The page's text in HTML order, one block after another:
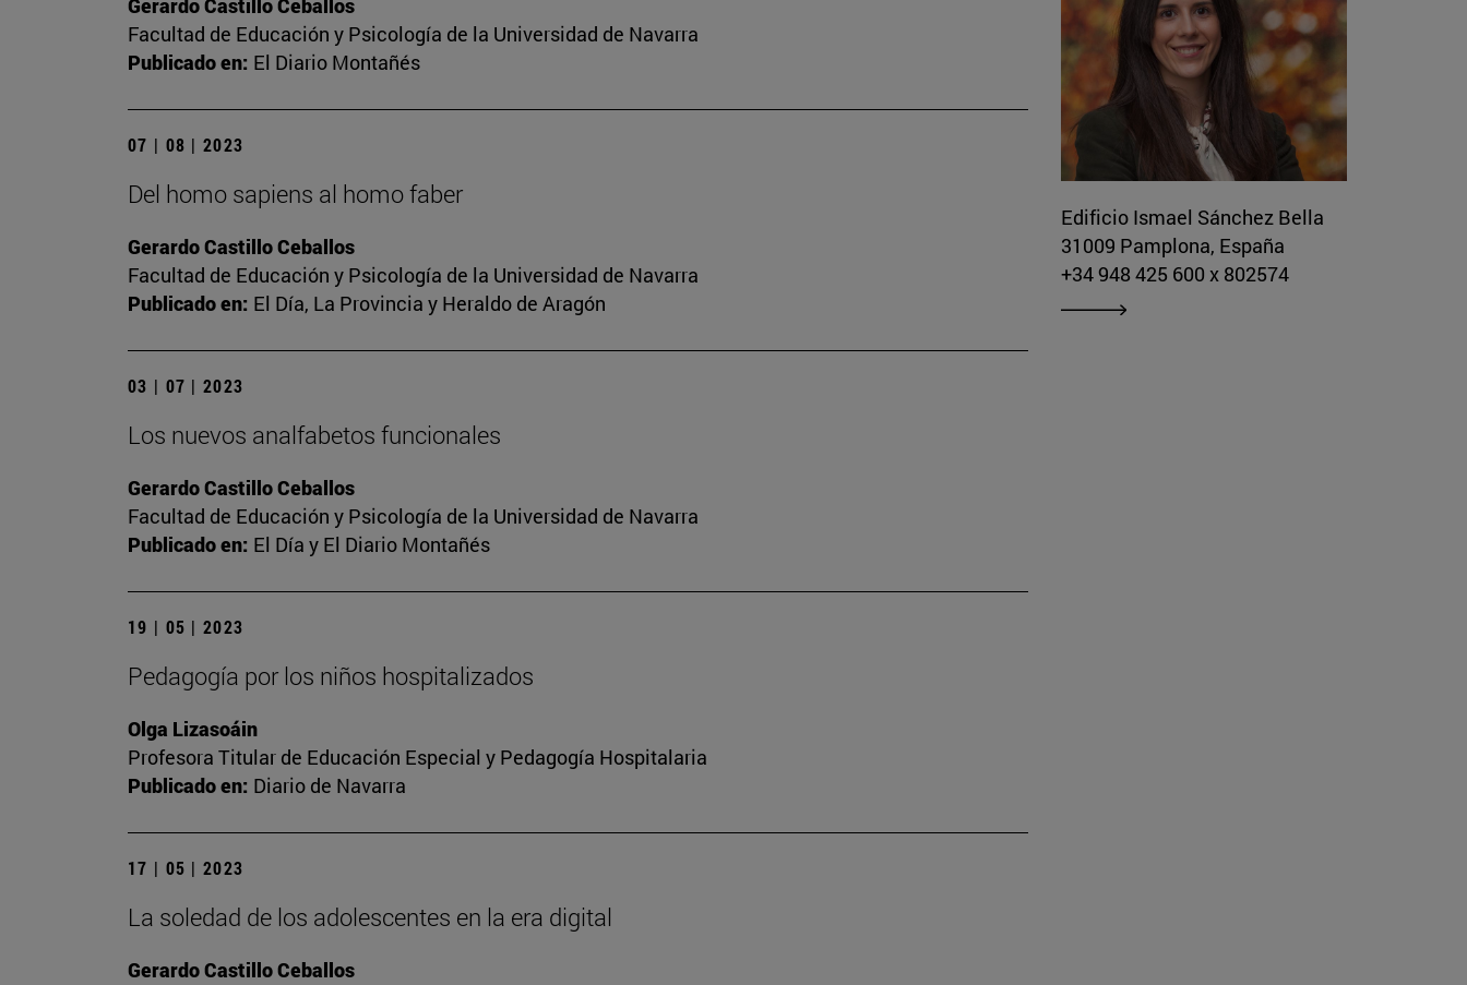
Gerardo Castillo Ceballos
Facultad de Educación y Psicología de la Universidad de Navarra
Publicado en: El Diario Montañés
07 | 08 | 2023
Del homo sapiens al homo faber
Gerardo Castillo Ceballos
Facultad de Educación y Psicología de la Universidad de Navarra
Publicado en: El Día, La Provincia y Heraldo de Aragón
03 | 07 | 2023
Los nuevos analfabetos funcionales
Gerardo Castillo Ceballos
Facultad de Educación y Psicología de la Universidad de Navarra
Publicado en: El Día y El Diario Montañés
19 | 05 | 2023
Pedagogía por los niños hospitalizados
Olga Lizasoáin
Profesora Titular de Educación Especial y Pedagogía Hospitalaria
Publicado en: Diario de Navarra
17 | 05 | 2023
La soledad de los adolescentes en la era digital
Gerardo Castillo Ceballos
Edificio Ismael Sánchez Bella
31009 Pamplona, España
+34 948 425 600 x 802574